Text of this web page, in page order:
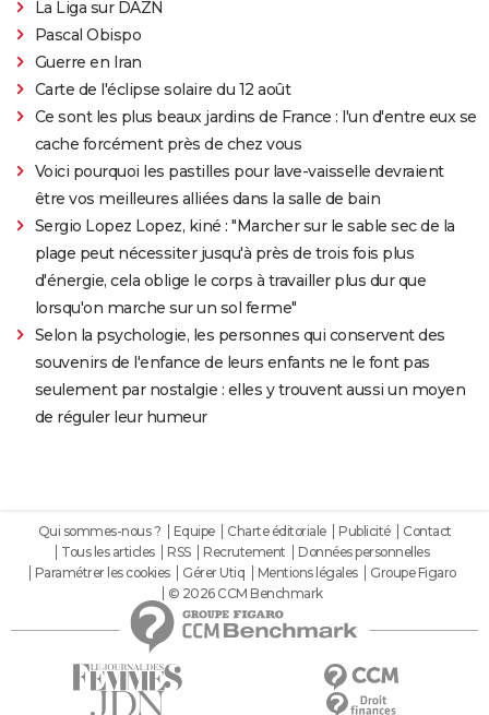
La Liga sur DAZN
Pascal Obispo
Guerre en Iran
Carte de l'éclipse solaire du 12 août
Ce sont les plus beaux jardins de France : l'un d'entre eux se
cache forcément près de chez vous
Voici pourquoi les pastilles pour lave-vaisselle devraient
être vos meilleures alliées dans la salle de bain
Sergio Lopez Lopez, kiné : "Marcher sur le sable sec de la
plage peut nécessiter jusqu'à près de trois fois plus
d'énergie, cela oblige le corps à travailler plus dur que
lorsqu'on marche sur un sol ferme"
Selon la psychologie, les personnes qui conservent des
souvenirs de l'enfance de leurs enfants ne le font pas
seulement par nostalgie : elles y trouvent aussi un moyen
de réguler leur humeur
Qui sommes-nous ? Equipe Charte éditoriale Publicité
Contact
Tous les articles
RSS Recrutement
Données personnelles
Paramétrer les cookies
Gérer Utiq Mentions légales
Groupe Figaro
© 2026 CCM Benchmark